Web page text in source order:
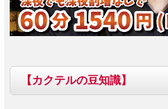
【カクテルの豆知識】